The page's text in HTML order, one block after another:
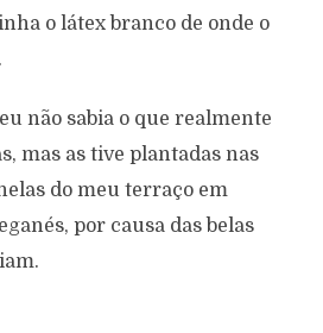
o látex branco de onde o
não sabia o que realmente
mas as tive plantadas nas
do meu terraço em
por causa das belas